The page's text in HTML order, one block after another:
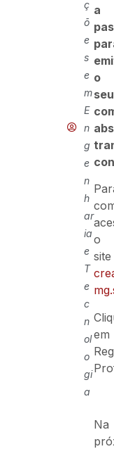
ç
õ
e
s
e
m
E
n
g
e
n
h
ar
ia
e
T
e
c
n
ol
o
gi
a
a
o
seu
o
site
em
Na